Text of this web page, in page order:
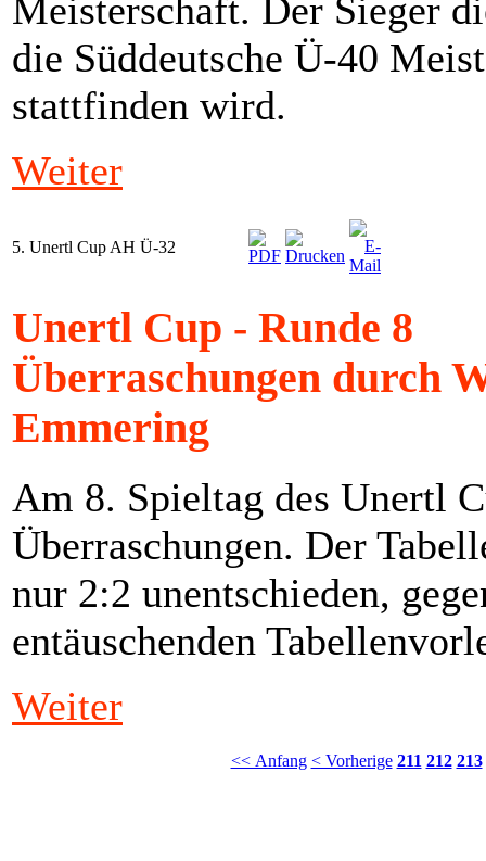
Meisterschaft. Der Sieger
die Süddeutsche Ü-40
stattfinden wird.
Weiter
5. Unertl Cup AH Ü-32
Unertl Cup - Runde 8
Überraschungen durch
Emmering
Am 8. Spieltag des Unertl
Überraschungen. Der
nur 2:2 unentschieden,
entäuschenden
Weiter
<< Anfang < Vorherige 211 212 213